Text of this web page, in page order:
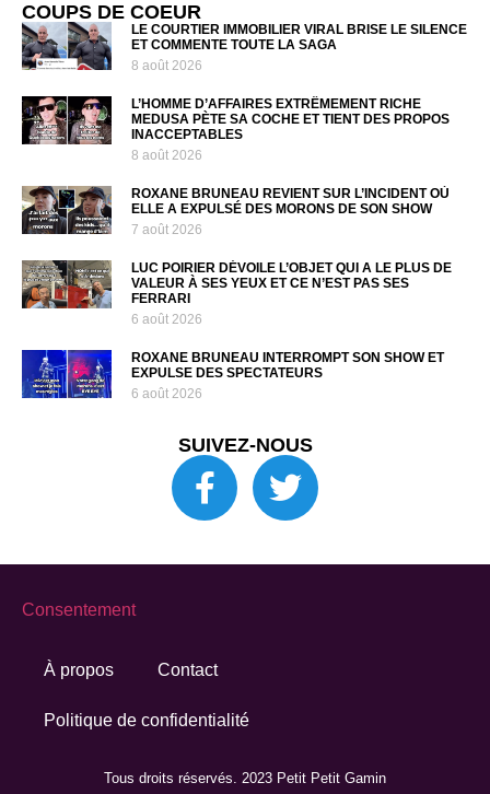
COUPS DE COEUR
LE COURTIER IMMOBILIER VIRAL BRISE LE SILENCE
ET COMMENTE TOUTE LA SAGA
8 août 2026
L’HOMME D’AFFAIRES EXTRÊMEMENT RICHE
MEDUSA PÈTE SA COCHE ET TIENT DES PROPOS
INACCEPTABLES
8 août 2026
ROXANE BRUNEAU REVIENT SUR L’INCIDENT OÙ
ELLE A EXPULSÉ DES MORONS DE SON SHOW
7 août 2026
LUC POIRIER DÉVOILE L’OBJET QUI A LE PLUS DE
VALEUR À SES YEUX ET CE N’EST PAS SES
FERRARI
6 août 2026
ROXANE BRUNEAU INTERROMPT SON SHOW ET
EXPULSE DES SPECTATEURS
6 août 2026
SUIVEZ-NOUS
Tous droits réservés. 2023 Petit Petit Gamin
À propos Contact
Politique de confidentialité
Consentement